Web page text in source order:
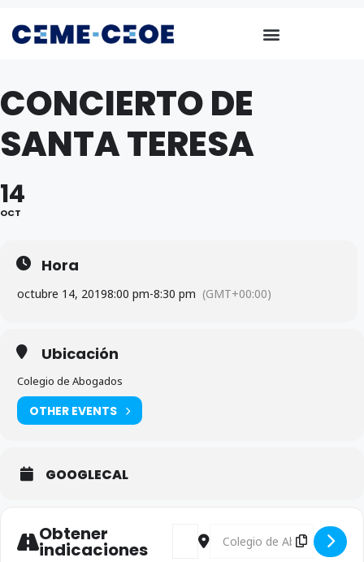
CONCIERTO DE
SANTA TERESA
14
OCT
Hora
octubre 14, 20198:00 pm-8:30 pm (GMT+00:00)
Ubicación
Colegio de Abogados
OTHER EVENTS
GOOGLECAL
Obtener
indicaciones
Address - Concierto de Santa
Destination Address -